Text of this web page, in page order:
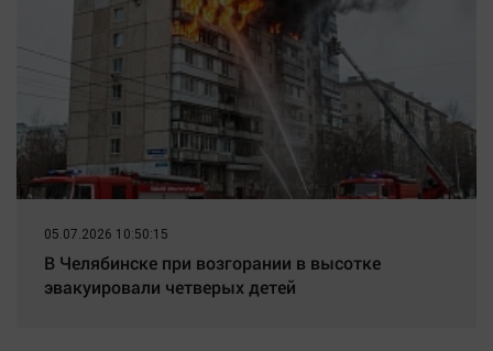
05.07.2026 10:50:15
В Челябинске при возгорании в высотке
эвакуировали четверых детей